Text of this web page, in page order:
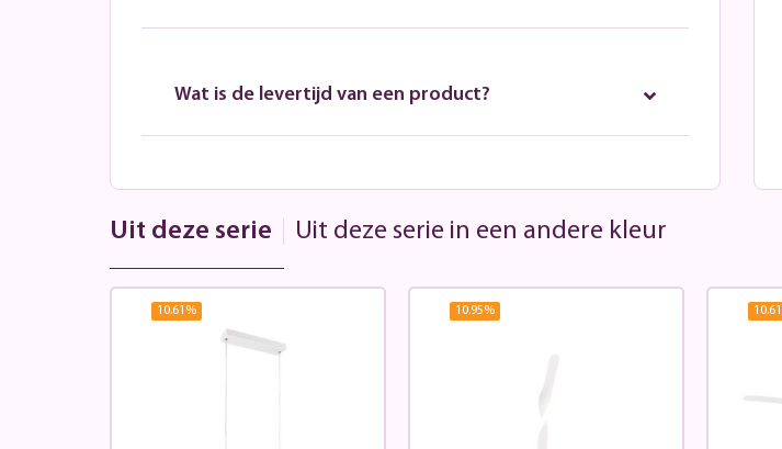
Wat is de levertijd van een product?
Uit deze serie Uit deze serie in een andere kleur
10.61 % 10.95% 10.61